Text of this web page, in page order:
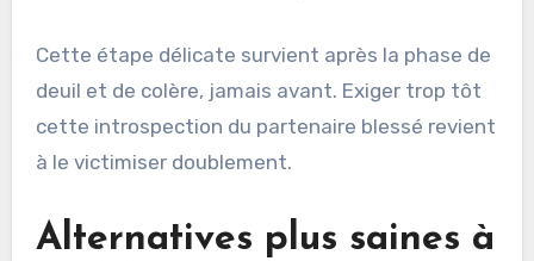
Cette étape délicate survient après la phase de
deuil et de colère, jamais avant. Exiger trop tôt
cette introspection du partenaire blessé revient
à le victimiser doublement.
Alternatives plus saines à